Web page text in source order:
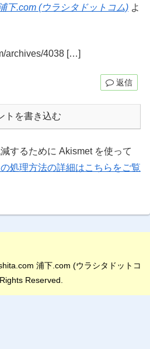
下.com (ウラシタドットコム) よ
archives/4038 […]
返信
トを書き込む
するために Akismet を使って
処理方法の詳細はこちらをご覧
浦下.com (ウラシタドットコ
Reserved.